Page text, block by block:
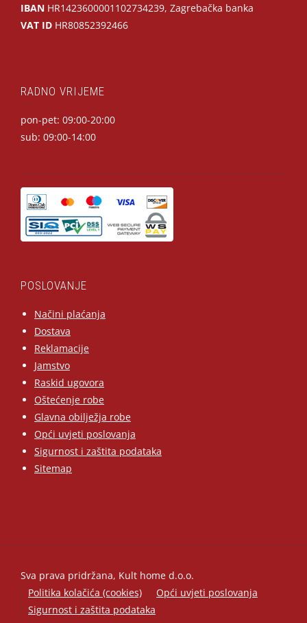
IBAN HR1423600001102734239, Zagrebačka banka
VAT ID HR80852392466
RADNO VRIJEME
pon-pet: 09:00-20:00
sub: 09:00-14:00
POSLOVANJE
Načini plaćanja
Dostava
Reklamacije
Jamstvo
Raskid ugovora
Oštećenje robe
Glavna obilježja robe
Opći uvjeti poslovanja
Sigurnost i zaštita podataka
Sitemap
Sva prava pridržana, Kult home d.o.o.
Politika kolačića (cookies)
Opći uvjeti poslovanja
Sigurnost i zaštita podataka